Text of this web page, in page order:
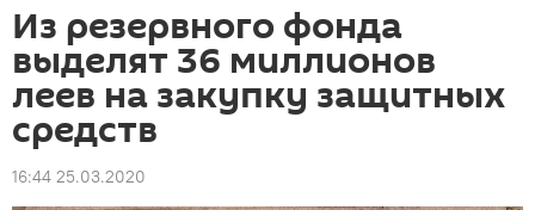
Из резервного фонда
выделят 36 миллионов
леев на закупку защитных
средств
16:44 25.03.2020